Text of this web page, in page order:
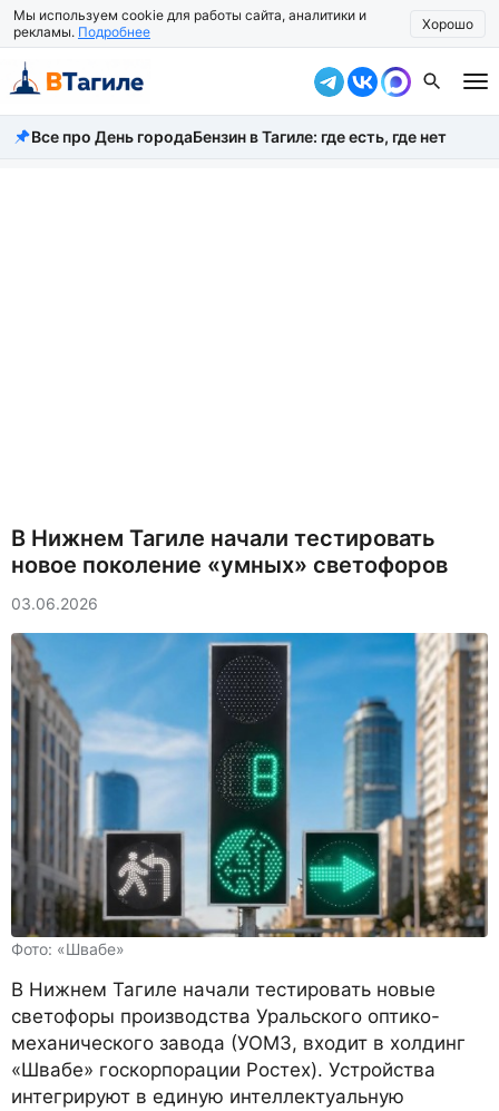
Мы используем cookie для работы сайта, аналитики и
рекламы. Подробнее Хорошо
Все новости
Все про День городаБензин в Тагиле: где есть, где нет
В Нижнем Тагиле начали тестировать
новое поколение «умных» светофоров
03.06.2026
Фото: «Швабе»
В Нижнем Тагиле начали тестировать новые
светофоры производства Уральского оптико-
механического завода (УОМЗ, входит в холдинг
«Швабе» госкорпорации Ростех). Устройства
интегрируют в единую интеллектуальную